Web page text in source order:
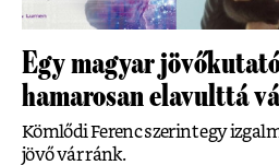
Egy magyar
hamarosan elavulttá
Kömlődi Ferenc szerint egy
jövő vár ránk.